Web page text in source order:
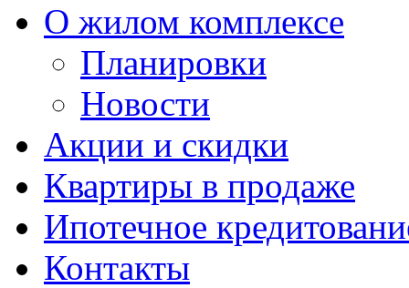
О жилом комплексе
Планировки
Новости
Акции и скидки
Квартиры в продаже
Ипотечное
Контакты